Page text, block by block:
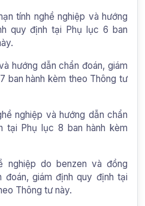
tính nghề nghiệp và hướng
quy định tại Phụ lục 6 ban
hướng dẫn chẩn đoán, giám
ban hành kèm theo Thông tư
nghiệp và hướng dẫn chẩn
tại Phụ lục 8 ban hành kèm
nghiệp do benzen và đồng
đoán, giám định quy định tại
Thông tư này.